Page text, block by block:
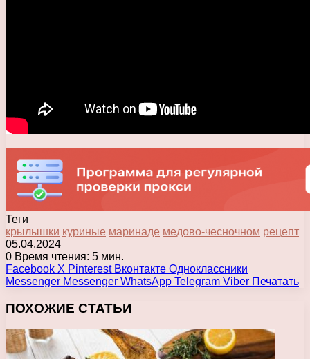
Теги
крылышки куриные маринаде медово-чесночном рецепт
05.04.2024
0 Время чтения: 5 мин.
Facebook X Pinterest Вконтакте Одноклассники
Messenger Messenger WhatsApp Telegram Viber Печатать
ПОХОЖИЕ СТАТЬИ